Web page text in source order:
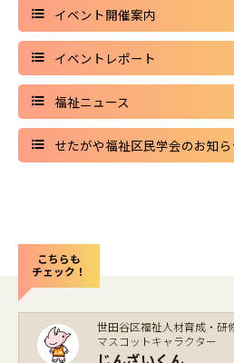
イベント開催案内
イベントレポート
福祉ニュース
せたがや福祉区民学会のお知
こちらも
チェック！
世田谷区福祉人材育成・研
マスコットキャラクター